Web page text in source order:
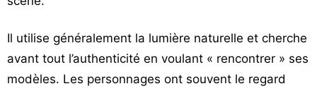
Il utilise généralement la lumière naturelle et cherche
avant tout l’authenticité en voulant « rencontrer » ses
modèles. Les personnages ont souvent le regard